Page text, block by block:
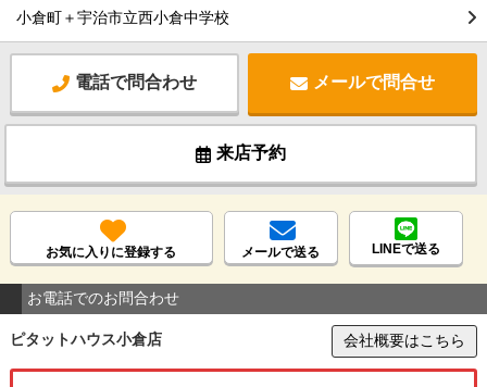
小倉町＋宇治市立西小倉中学校
電話で問合わせ メールで問合せ
来店予約
お気に入りに登録する メールで送る LINEで送る
お電話でのお問合わせ
ピタットハウス小倉店 会社概要はこちら